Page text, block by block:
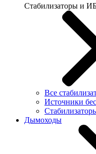
Стабилизаторы и
Все
Источники
Дымоходы